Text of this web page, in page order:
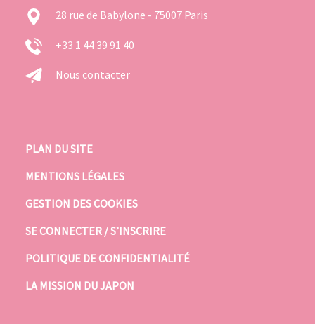
28 rue de Babylone - 75007 Paris
+33 1 44 39 91 40
Nous contacter
PLAN DU SITE
MENTIONS LÉGALES
GESTION DES COOKIES
SE CONNECTER / S’INSCRIRE
POLITIQUE DE CONFIDENTIALITÉ
LA MISSION DU JAPON